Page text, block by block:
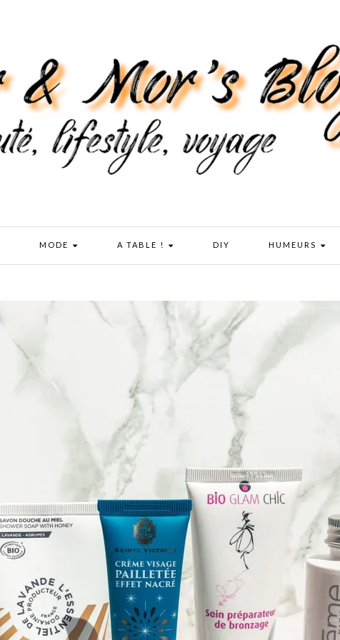
MODE A TABLE ! DIY HUMEURS